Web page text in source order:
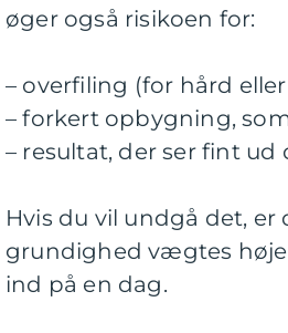
øger også risikoen for:
– overfiling (for hård
– forkert opbygning,
– resultat, der ser fint
Hvis du vil undgå det,
grundighed vægtes
ind på en dag.